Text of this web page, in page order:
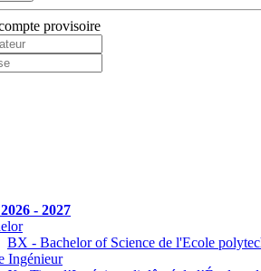
provisoire
- 2027
BX - Bachelor of Science de l'Ecole
Ingénieur